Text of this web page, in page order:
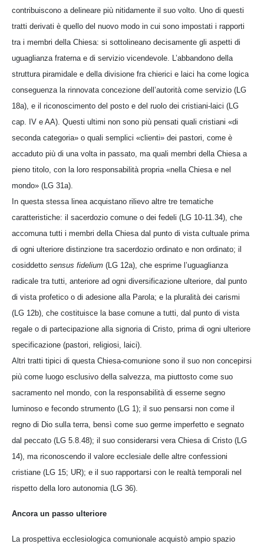
contribuiscono a delineare più nitidamente il suo volto. Uno di questi
tratti derivati è quello del nuovo modo in cui sono impostati i rapporti
tra i membri della Chiesa: si sottolineano decisamente gli aspetti di
uguaglianza fraterna e di servizio vicendevole. L’abbandono della
struttura piramidale e della divisione fra chierici e laici ha come logica
conseguenza la rinnovata concezione dell’autorità come servizio (LG
18a), e il riconoscimento del posto e del ruolo dei cristiani-laici (LG
cap. IV e AA). Questi ultimi non sono più pensati quali cristiani «di
seconda categoria» o quali semplici «clienti» dei pastori, come è
accaduto più di una volta in passato, ma quali membri della Chiesa a
pieno titolo, con la loro responsabilità propria «nella Chiesa e nel
mondo» (LG 31a).
In questa stessa linea acquistano rilievo altre tre tematiche
caratteristiche: il sacerdozio comune o dei fedeli (LG 10-11.34), che
accomuna tutti i membri della Chiesa dal punto di vista cultuale prima
di ogni ulteriore distinzione tra sacerdozio ordinato e non ordinato; il
cosiddetto sensus fidelium (LG 12a), che esprime l’uguaglianza
radicale tra tutti, anteriore ad ogni diversificazione ulteriore, dal punto
di vista profetico o di adesione alla Parola; e la pluralità dei carismi
(LG 12b), che costituisce la base comune a tutti, dal punto di vista
regale o di partecipazione alla signoria di Cristo, prima di ogni ulteriore
specificazione (pastori, religiosi, laici).
Altri tratti tipici di questa Chiesa-comunione sono il suo non concepirsi
più come luogo esclusivo della salvezza, ma piuttosto come suo
sacramento nel mondo, con la responsabilità di esserne segno
luminoso e fecondo strumento (LG 1); il suo pensarsi non come il
regno di Dio sulla terra, bensì come suo germe imperfetto e segnato
dal peccato (LG 5.8.48); il suo considerarsi vera Chiesa di Cristo (LG
14), ma riconoscendo il valore ecclesiale delle altre confessioni
cristiane (LG 15; UR); e il suo rapportarsi con le realtà temporali nel
rispetto della loro autonomia (LG 36).
Ancora un passo ulteriore
La prospettiva ecclesiologica comunionale acquistò ampio spazio